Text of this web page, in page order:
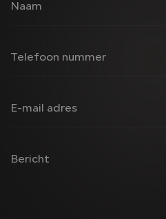
Naam
Telefoon nummer
E-mail adres
Bericht